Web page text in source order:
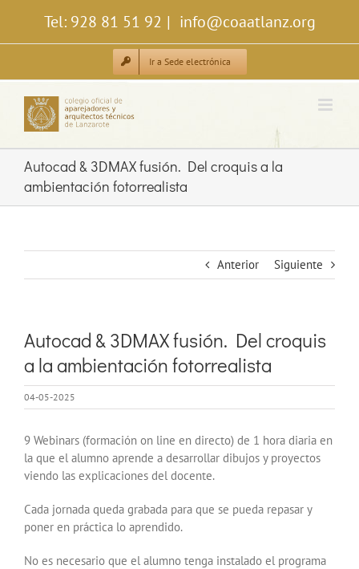
contenido
Tel: 928 81 51 92 | info@coaatlanz.org
Ir a Sede electrónica
Autocad & 3DMAX fusión. Del croquis a la
ambientación fotorrealista
Anterior Siguiente
Autocad & 3DMAX fusión. Del croquis
a la ambientación fotorrealista
04-05-2025
9 Webinars (formación on line en directo) de 1 hora diaria en
la que el alumno aprende a desarrollar dibujos y proyectos
viendo las explicaciones del docente.
Cada jornada queda grabada para que se pueda repasar y
poner en práctica lo aprendido.
No es necesario que el alumno tenga instalado el programa